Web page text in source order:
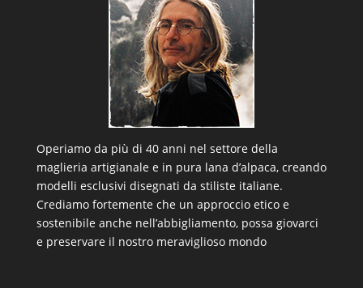
Operiamo da più di 40 anni nel settore della
maglieria artigianale e in pura lana d’alpaca, creando
modelli esclusivi disegnati da stiliste italiane.
Crediamo fortemente che un approccio etico e
sostenibile anche nell’abbigliamento, possa giovarci
e preservare il nostro meraviglioso mondo